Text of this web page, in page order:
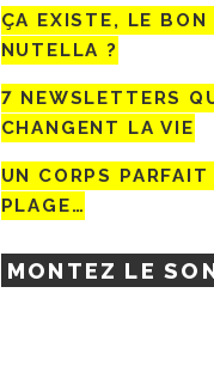
ÇA EXISTE, LE BON
NUTELLA ?
7 NEWSLETTERS
CHANGENT LA VIE
UN CORPS
PLAGE…
MONTEZ LE